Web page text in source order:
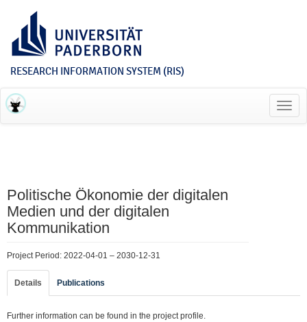
RESEARCH INFORMATION SYSTEM (RIS)
Politische Ökonomie der digitalen
Medien und der digitalen
Kommunikation
Project Period: 2022-04-01 – 2030-12-31
Details Publications
Further information can be found in the project profile.